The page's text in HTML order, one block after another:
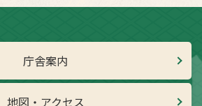
庁舎案内
地図・アクセス